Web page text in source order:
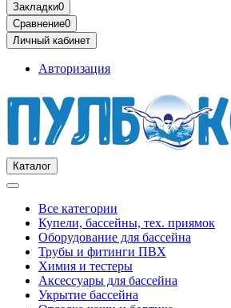
Закладки0
Сравнение0
Личный кабинет
Авторизация
Каталог
Все категории
Купели, бассейны, тех. приямок
Оборудование для бассейна
Трубы и фитинги ПВХ
Химия и тестеры
Аксессуары для бассейна
Укрытие бассейна